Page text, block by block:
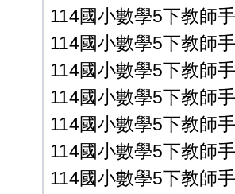
114國小數學5下教師
114國小數學5下教師
114國小數學5下教師
114國小數學5下教師
114國小數學5下教師
114國小數學5下教師
114國小數學5下教師